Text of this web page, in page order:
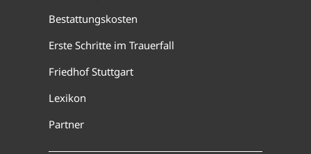
Bestattungskosten
Erste Schritte im Trauerfall
Friedhof Stuttgart
Lexikon
Partner